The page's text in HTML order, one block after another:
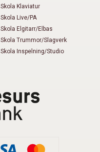
Skola Klaviatur
Skola Live/PA
Skola Elgitarr/Elbas
Skola Trummor/Slagverk
Skola Inspelning/Studio